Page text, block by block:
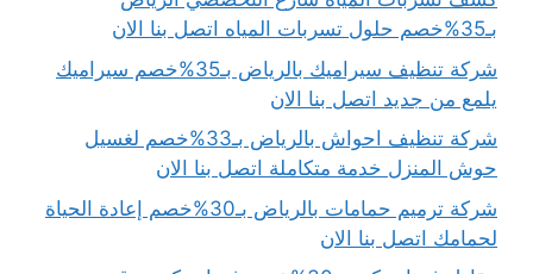
بـ35%خصم حلول تسربات المياه اتصل بنا الان
شركة تنظيف سيراميك بالرياض بـ35%خصم سيراميك
يلمع من جديد اتصل بنا الان
شركة تنظيف احواش بالرياض بـ33%خصم لغسيل
حوش المنزل خدمة متكاملة اتصل بنا الان
شركة ترميم حمامات بالرياض بـ30%خصم إعادة الحياة
لحمامك اتصل بنا الان